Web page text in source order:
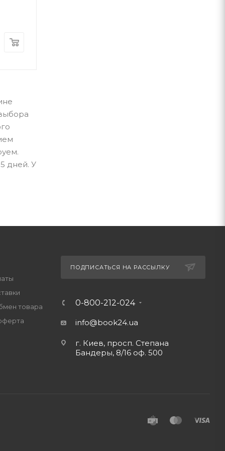
дней. У
товара
ПОДПИСАТЬСЯ НА РАССЫЛКУ
0-800-212-024
info@book24.ua
г. Киев, просп. Степана
Бандеры, 8/16 оф. 500